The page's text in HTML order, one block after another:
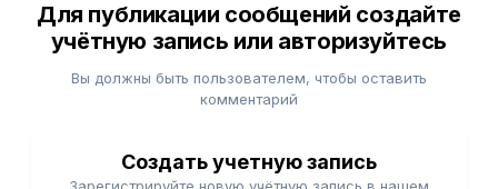
Для публикации сообщений создайте
учётную запись или авторизуйтесь
Вы должны быть пользователем, чтобы оставить
комментарий
Создать учетную запись